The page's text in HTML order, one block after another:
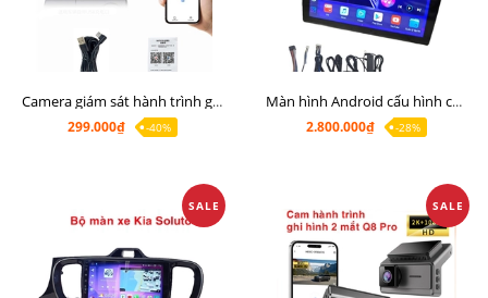
Camera giám sát hành trình giá rẻ, cam hành trình cho màn Android, cam hành trình kết nối điện thoại
299.000₫
-40%
Màn hình Android cấu hình cao Ram 6G Rom 128G chip 8 nhân 8581
2.800.000₫
-28%
SALE SALE